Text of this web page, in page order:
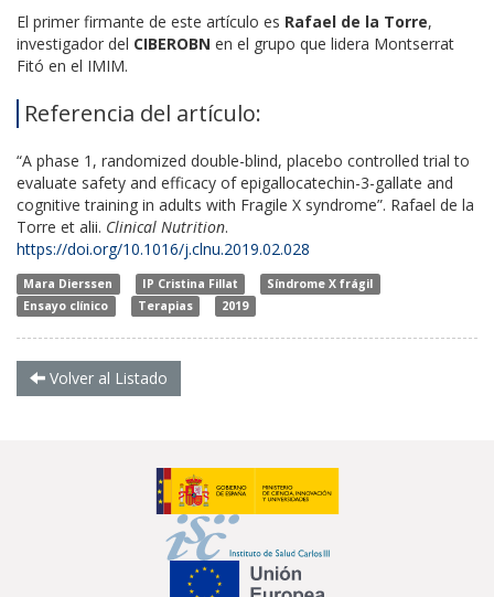
El primer firmante de este artículo es Rafael de la Torre,
investigador del CIBEROBN en el grupo que lidera Montserrat
Fitó en el IMIM.
Referencia del artículo:
“A phase 1, randomized double-blind, placebo controlled trial to
evaluate safety and efficacy of epigallocatechin-3-gallate and
cognitive training in adults with Fragile X syndrome”. Rafael de la
Torre et alii. Clinical Nutrition.
https://doi.org/10.1016/j.clnu.2019.02.028
Mara Dierssen IP Cristina Fillat
Síndrome X frágil
Ensayo clínico
Terapias 2019
Volver al Listado